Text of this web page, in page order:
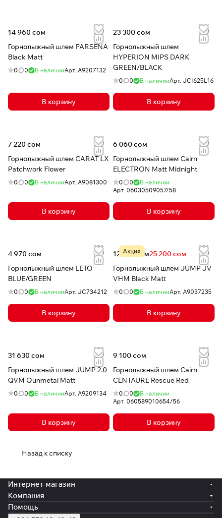
14 960 сом
Горнолыжный шлем PARSENA
Black Matt
0 0 В наличииАрт. A9207132
В корзину
23 300 сом
Горнолыжный шлем
HYPERION MIPS DARK
GREEN/BLACK
0 0 В наличииАрт. JCI625L16
В корзину
7 220 сом
Горнолыжный шлем CARAT LX
Patchwork Flower
0 0 В наличииАрт. A9081300
В корзину
6 060 сом
Горнолыжный шлем Cairn
ELECTRON Matt Midnight
0 0
В наличии
Арт. 06030509057/58
В корзину
4 970 сом
Горнолыжный шлем LETO
BLUE/GREEN
0 0 В наличииАрт. JC734212
В корзину
Акция
12 528 сом25 200 сом
Горнолыжный шлем JUMP JV
VHM Black Matt
0 0 В наличииАрт. A9037235
В корзину
31 630 сом
Горнолыжный шлем JUMP 2.0
QVM Qunmetal Matt
0 0 В наличииАрт. A9209134
В корзину
9 100 сом
Горнолыжный шлем Cairn
CENTAURE Rescue Red
0 0
В наличии
Арт. 060589010654/56
В корзину
Назад к списку
Интернет-магазин
Компания
Помощь